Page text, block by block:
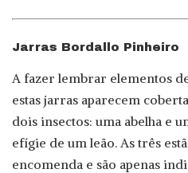
Jarras Bordallo Pinheiro
A fazer lembrar elementos
estas jarras aparecem
dois insectos: uma abelha e
efígie de um leão. As três
encomenda e são apenas